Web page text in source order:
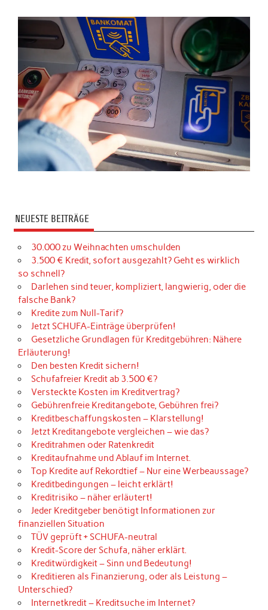
NEUESTE BEITRÄGE
30.000 zu Weihnachten umschulden
3.500 € Kredit, sofort ausgezahlt? Geht es wirklich
so schnell?
Darlehen sind teuer, kompliziert, langwierig, oder die
falsche Bank?
Kredite zum Null-Tarif?
Jetzt SCHUFA-Einträge überprüfen!
Gesetzliche Grundlagen für Kreditgebühren: Nähere
Erläuterung!
Den besten Kredit sichern!
Schufafreier Kredit ab 3.500 €?
Versteckte Kosten im Kreditvertrag?
Gebührenfreie Kreditangebote, Gebühren frei?
Kreditbeschaffungskosten – Klarstellung!
Jetzt Kreditangebote vergleichen – wie das?
Kreditrahmen oder Ratenkredit
Kreditaufnahme und Ablauf im Internet.
Top Kredite auf Rekordtief – Nur eine Werbeaussage?
Kreditbedingungen – leicht erklärt!
Kreditrisiko – näher erläutert!
Jeder Kreditgeber benötigt Informationen zur
finanziellen Situation
TÜV geprüft + SCHUFA-neutral
Kredit-Score der Schufa, näher erklärt.
Kreditwürdigkeit – Sinn und Bedeutung!
Kreditieren als Finanzierung, oder als Leistung –
Unterschied?
Internetkredit – Kreditsuche im Internet?